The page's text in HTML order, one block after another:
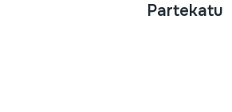
Partekatu